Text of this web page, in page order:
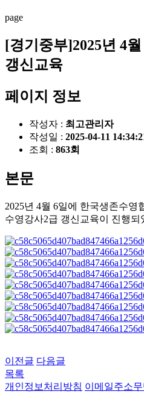
page
[경기중부]2025년 4
갱신교육
페이지 정보
작성자 : 최고관리자
작성일 : 2025-04-11
조회 : 863회
본문
2025년 4월 6일에 한국생존수영
수영강사2급 갱신교육이 진행되
이전글 다음글
목록
개인정보처리방침 이메일주소